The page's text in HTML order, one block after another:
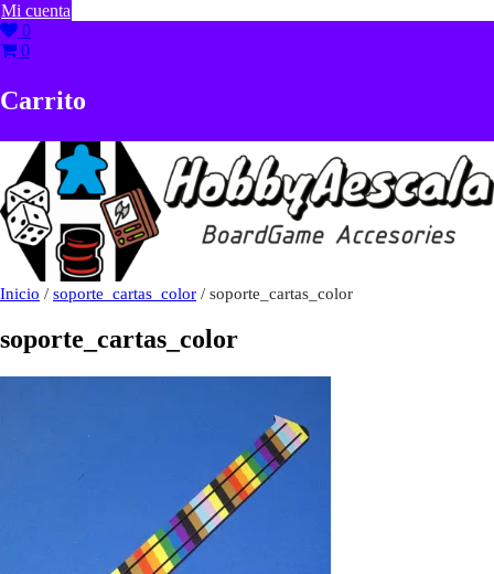
Mi cuenta
0
0
Carrito
Inicio / soporte_cartas_color / soporte_cartas_color
soporte_cartas_color